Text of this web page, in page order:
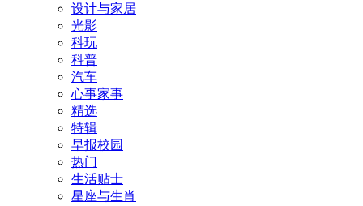
设计与家居
光影
科玩
科普
汽车
心事家事
精选
特辑
早报校园
热门
生活贴士
星座与生肖